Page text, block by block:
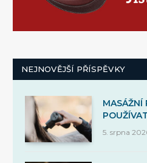
NEJNOVĚJŠÍ PŘÍSPĚVKY
MASÁŽNÍ
5. srpna